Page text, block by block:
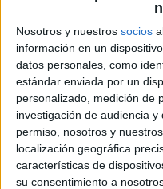
Nosotros y nuestros socios
información en un
datos personales, como
estándar enviada por un
personalizado, medición de
investigación de audiencia y
permiso, nosotros y
localización geográfica
características de
su consentimiento a
explícita y gratuita, y les
Por desgracia, no todo
es inconstante, falta
desenlace resulta
personajes relevantes en la
montaje para no ralentizar
exceso de sentido del humor
perdiendo parte de la
silentes apariciones de
cuando la sangre brota y el
de los 80 que